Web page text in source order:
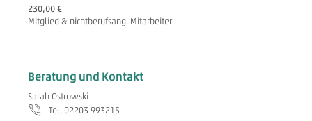
230,00 €
Mitglied & nichtberufsang. Mitarbeiter
Beratung und Kontakt
Sarah Ostrowski
Tel. 02203 993215